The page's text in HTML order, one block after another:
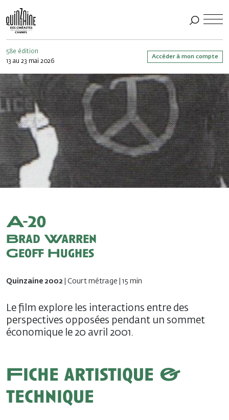
58e édition
13 au 23 mai 2026
Accéder à mon compte
A-20
Brad Warren
Geoff Hughes
Quinzaine 2002 | Court métrage | 15 min
Le film explore les interactions entre des
perspectives opposées pendant un sommet
économique le 20 avril 2001.
Fiche artistique &
technique